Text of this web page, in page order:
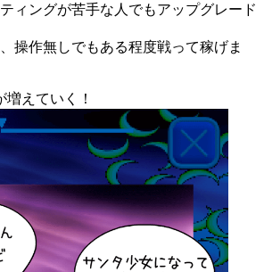
ィングが苦手な人でもアップグレード
操作無しでもある程度戦って稼げま
増えていく！